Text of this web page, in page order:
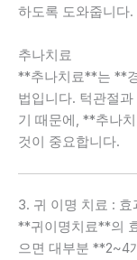
하도록 도와줍니다.
추나치료
**추나치료**는 **
법입니다. 턱관절
기 때문에, **추나
것이 중요합니다.
3. 귀 이명 치료 :
**귀이명치료**의
으면 대부분 **2~4